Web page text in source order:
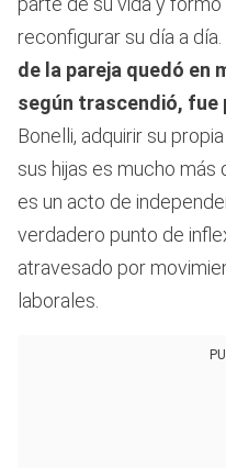
reconfigurar su día a día.
de la pareja quedó en
según trascendió, fue
Bonelli, adquirir su
sus hijas es mucho más
es un acto de
verdadero punto de
atravesado por
laborales.